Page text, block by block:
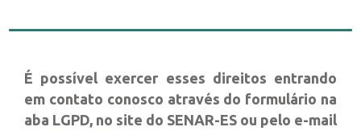
É possível exercer esses direitos entrando
em contato conosco através do formulário na
aba LGPD, no site do SENAR-ES ou pelo e-mail